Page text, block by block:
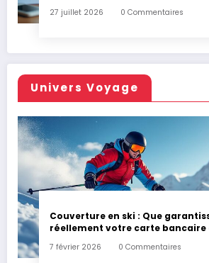
27 juillet 2026 0 Commentaires
Univers Voyage
Couverture en ski : Que
réellement votre carte bancaire
7 février 2026 0 Commentaires